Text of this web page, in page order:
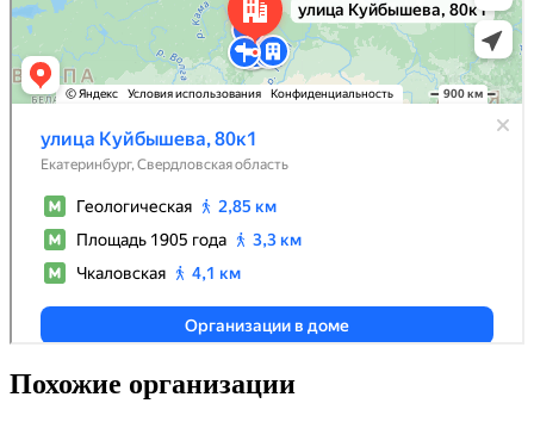
Похожие организации